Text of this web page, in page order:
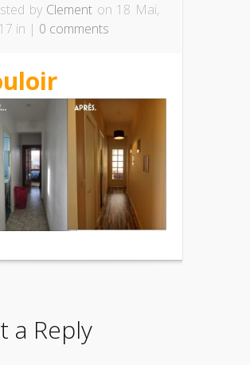
by Clement on 18 Mai,
in | 0 comments
a Reply